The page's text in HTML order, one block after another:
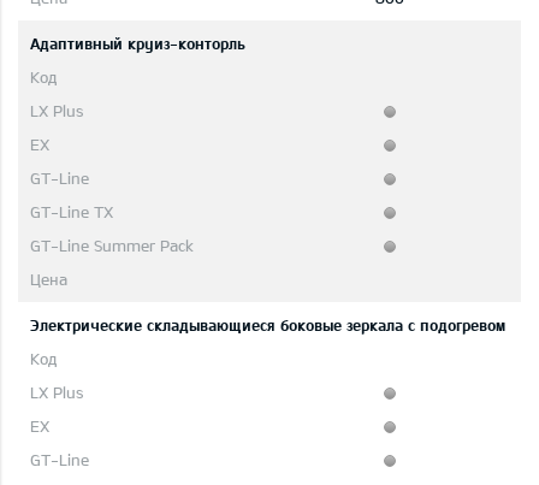
Адаптивный круиз-конторль
Электрические складывающиеся боковые зеркала с подогревом